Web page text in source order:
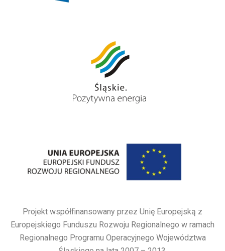
Projekt współfinansowany przez Unię Europejską z
Europejskiego Funduszu Rozwoju Regionalnego w ramach
Regionalnego Programu Operacyjnego Województwa